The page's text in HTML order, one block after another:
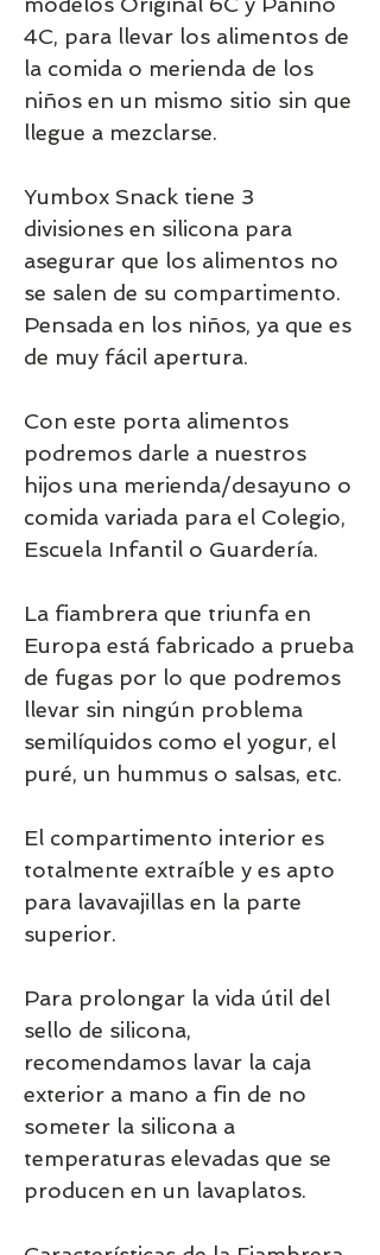
4C, para llevar los alimentos de
la comida o merienda de los
niños en un mismo sitio sin que
llegue a mezclarse.
Yumbox Snack tiene 3
divisiones en silicona para
asegurar que los alimentos no
se salen de su compartimento.
Pensada en los niños, ya que es
de muy fácil apertura.
Con este porta alimentos
podremos darle a nuestros
hijos una merienda/desayuno o
comida variada para el Colegio,
Escuela Infantil o Guardería.
La fiambrera que triunfa en
Europa está fabricado a prueba
de fugas por lo que podremos
llevar sin ningún problema
semilíquidos como el yogur, el
puré, un hummus o salsas, etc.
El compartimento interior es
totalmente extraíble y es apto
para lavavajillas en la parte
superior.
Para prolongar la vida útil del
sello de silicona,
recomendamos lavar la caja
exterior a mano a fin de no
someter la silicona a
temperaturas elevadas que se
producen en un lavaplatos.